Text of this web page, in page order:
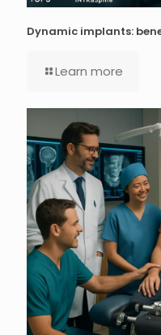
Dynamic implants:
Learn more